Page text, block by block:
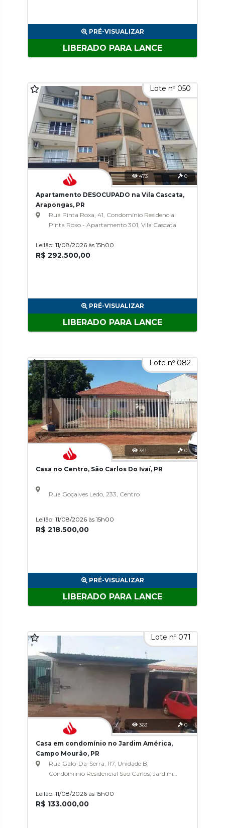
PRÉ-VISUALIZAR
LIBERADO PARA LANCE
Lote nº 050
473 0
Apartamento DESOCUPADO na Vila Cascata,
Arapongas, PR
Rua Pinta Roxa, 41, Condomínio Residencial
Pinta Roxo - Apartamento 301, Vila Cascata
Leilão: 11/08/2026 às 15h00
R$ 292.500,00
PRÉ-VISUALIZAR
LIBERADO PARA LANCE
Lote nº 082
341 0
Casa no Centro, São Carlos Do Ivaí, PR
Rua Goçalves Ledo, 233, Centro
Leilão: 11/08/2026 às 15h00
R$ 218.500,00
PRÉ-VISUALIZAR
LIBERADO PARA LANCE
Lote nº 071
363 0
Casa em condomínio no Jardim América,
Campo Mourão, PR
Rua Galo-Da-Serra, 117, Unidade B,
Condomínio Residencial São Carlos, Jardim
Leilão: 11/08/2026 às 15h00
R$ 133.000,00